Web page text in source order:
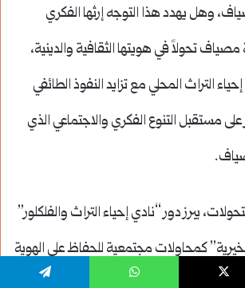
وهل يهدد هذا التوجه إرثها الفكري
تحولاً في هويتها الثقافية والدينية،
التراث المحلي مع تزايد النفوذ الطائفي
على مستقبل التنوع الفكري والاجتماعي الذي
يبرز دور “نادي إحياء التراث والفلكلور”
كمحاولات مجتمعية للحفاظ على الهوية